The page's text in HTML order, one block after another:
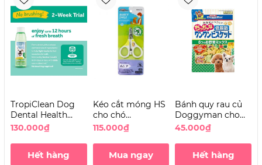
TropiClean Dog
Dental Health
Solution - Nước vệ
sinh răng miệng
cho Chó không vị
130.000₫
Hết hàng
Kéo cắt móng HS
cho chó
Doggyman
115.000₫
Mua ngay
Bánh quy rau củ
Doggyman cho
chó size nhỏ 160g
45.000₫
Hết hàng